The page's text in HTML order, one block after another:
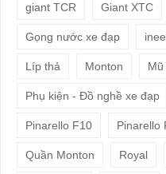
giant TCR Giant XTC
Gọng nước xe đạp
Líp thả Monton
Phụ kiện - Đồ nghề xe đạp
Pinarello F10 Pinarello
Quần Monton Royal